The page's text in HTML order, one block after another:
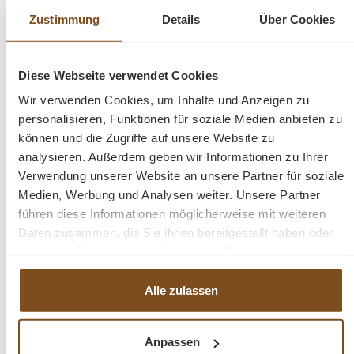
Zustimmung Details Über Cookies
Diese Webseite verwendet Cookies
Wir verwenden Cookies, um Inhalte und Anzeigen zu
personalisieren, Funktionen für soziale Medien anbieten zu
können und die Zugriffe auf unsere Website zu
analysieren. Außerdem geben wir Informationen zu Ihrer
Verwendung unserer Website an unsere Partner für soziale
Medien, Werbung und Analysen weiter. Unsere Partner
führen diese Informationen möglicherweise mit weiteren
Daten zusammen, die Sie ihnen bereitgestellt haben oder
haben.
Alle zulassen
Anpassen
erfreuen.
Maße: H/B/T: 210 x 150 x 50 cm
Erhältlich ist das Modell auch als zweitürige und
dreitürige Variante.
fertig montiert
Pinie
2-teilig Ober & Unterteil
Farbe weiß
Fragen zum Produkt?
Menü schließen